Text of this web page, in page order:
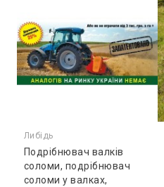
Либідь
Подрібнювач валків
соломи, подрібнювач
соломи у валках,